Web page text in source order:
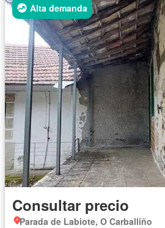
Alta demanda
Consultar precio
Parada de Labiote, O Carballiño